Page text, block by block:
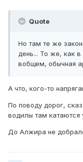
Quote
Но там те же
день... То же, как
вобщем, обычная
А что, кого-то
По поводу дорог,
водилы там катаются
До Алжира не